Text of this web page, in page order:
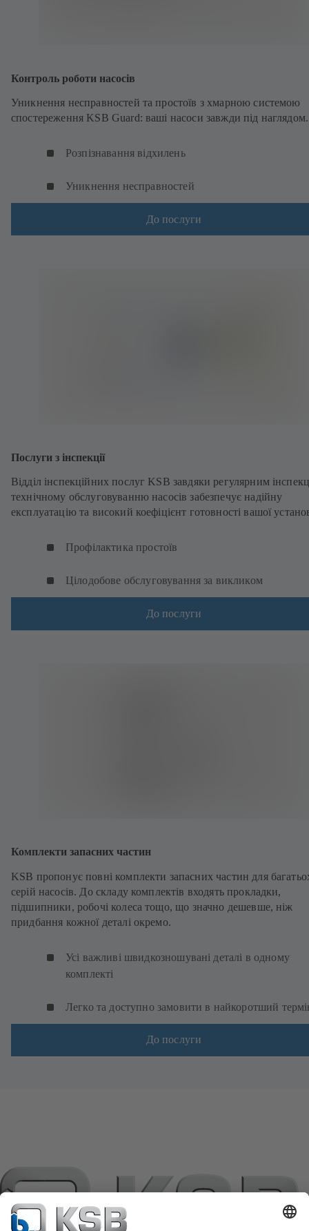
Контроль роботи насосів
Уникнення несправностей та простоїв з хмарною системою
спостереження KSB Guard: ваші насоси завжди під наглядом.
Розпізнавання відхилень
Уникнення несправностей
До послуги
Послуги з інспекції
Відділ інспекційних послуг KSB завдяки регулярним
технічному обслуговуванню насосів забезпечує надійну
експлуатацію та високий коефіцієнт готовності вашої
Профілактика простоїв
Цілодобове обслуговування за викликом
До послуги
Комплекти запасних частин
KSB пропонує повні комплекти запасних частин для
серій насосів. До складу комплектів входять прокладки,
підшипники, робочі колеса тощо, що значно дешевше, ніж
придбання кожної деталі окремо.
Усі важливі швидкозношувані деталі в одному
комплекті
Легко та доступно замовити в найкоротший
До послуги